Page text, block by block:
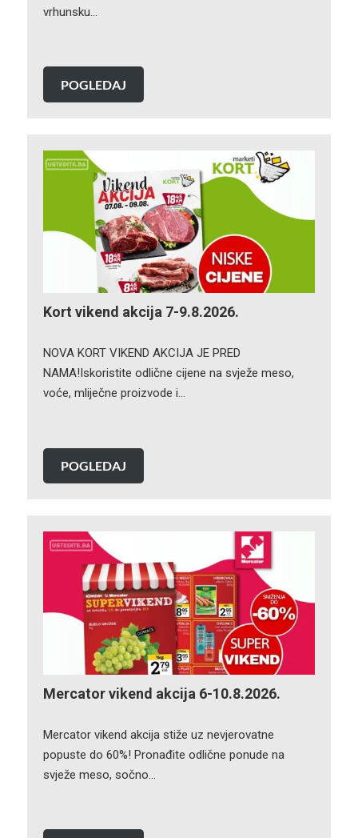
vrhunsku…
POGLEDAJ
Kort vikend akcija 7-9.8.2026.
NOVA KORT VIKEND AKCIJA JE PRED
NAMA!Iskoristite odlične cijene na svježe meso,
voće, mliječne proizvode i…
POGLEDAJ
Mercator vikend akcija 6-10.8.2026.
Mercator vikend akcija stiže uz nevjerovatne
popuste do 60%! Pronađite odlične ponude na
svježe meso, sočno…